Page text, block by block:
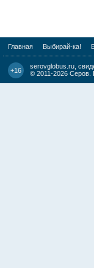
Главная Выбирай-ка!
+16
serovglobus.ru,
© 2011-2026 Серов.